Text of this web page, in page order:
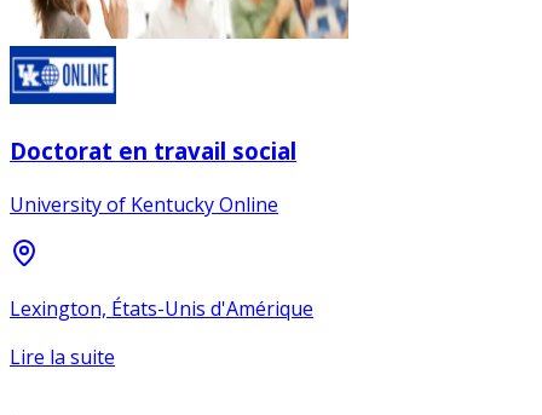
Doctorat en travail social
University of Kentucky Online
Lexington, États-Unis d'Amérique
Lire la suite